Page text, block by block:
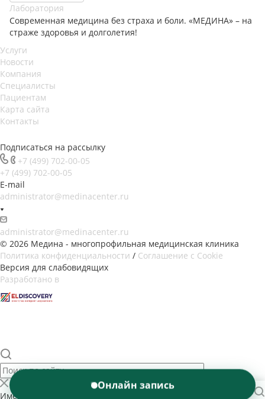
Лаборатория
Современная медицина без страха и боли. «МЕДИНА» – на
страже здоровья и долголетия!
Услуги
Новости
Компания
Специалисты
Пациентам
Карта сайта
Контакты
Подписаться на рассылку
+7 (499) 702-00-05
+7 (499) 702-00-05
E-mail
administrator@medinacenter.ru
administrator@medinacenter.ru
© 2026 Медина - многопрофильная медицинская клиника
Политика конфиденциальности / Соглашение с Cookie
Версия для слабовидящих
Разработано в
Имеются противопоказания. Необходима консультация
Онлайн запись